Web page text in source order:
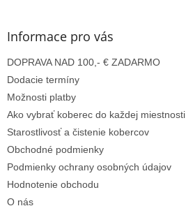
Informace pro vás
DOPRAVA NAD 100,- € ZADARMO
Dodacie termíny
Možnosti platby
Ako vybrať koberec do každej miestnosti
Starostlivosť a čistenie kobercov
Obchodné podmienky
Podmienky ochrany osobných údajov
Hodnotenie obchodu
O nás